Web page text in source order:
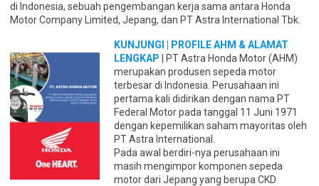
di Indonesia, sebuah pengembangan kerja sama antara Honda
Motor Company Limited, Jepang, dan PT Astra International Tbk.
KUNJUNGI | PROFILE AHM & ALAMAT
LENGKAP | PT Astra Honda Motor (AHM)
merupakan produsen sepeda motor
terbesar di Indonesia. Perusahaan ini
pertama kali didirikan dengan nama PT
Federal Motor pada tanggal 11 Juni 1971
dengan kepemilikan saham mayoritas oleh
PT Astra International.
Pada awal berdiri-nya perusahaan ini
masih mengimpor komponen sepeda
motor dari Jepang yang berupa CKD